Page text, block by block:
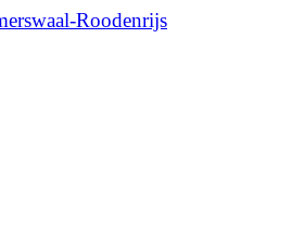
Roodenrijs